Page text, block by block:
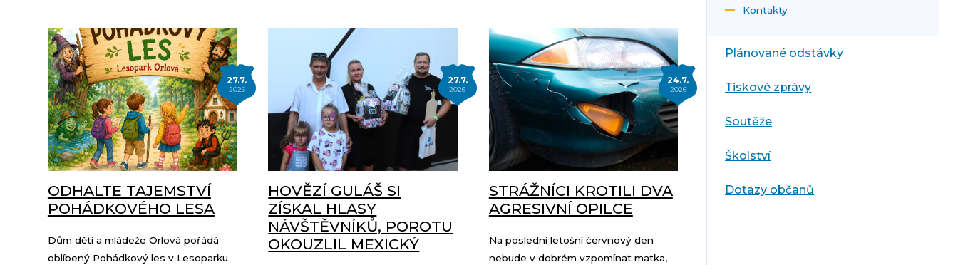
27.7.
2026
ODHALTE TAJEMSTVÍ
POHÁDKOVÉHO LESA
Dům dětí a mládeže Orlová pořádá
oblíbený Pohádkový les v Lesoparku
27.7.
2026
HOVĚZÍ GULÁŠ SI
ZÍSKAL HLASY
NÁVŠTĚVNÍKŮ, POROTU
OKOUZLIL MEXICKÝ
24.7.
2026
STRÁŽNÍCI KROTILI DVA
AGRESIVNÍ OPILCE
Na poslední letošní červnový den
nebude v dobrém vzpomínat matka,
Kontakty
Plánované odstávky
Tiskové zprávy
Soutěže
Školství
Dotazy občanů